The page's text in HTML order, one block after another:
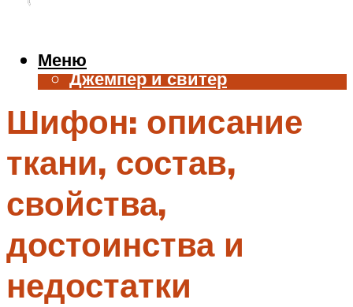
Жилет
Джемпер и свитер
Аксессуары
Меню
Меню
Шифон: описание
ткани, состав,
свойства,
достоинства и
недостатки